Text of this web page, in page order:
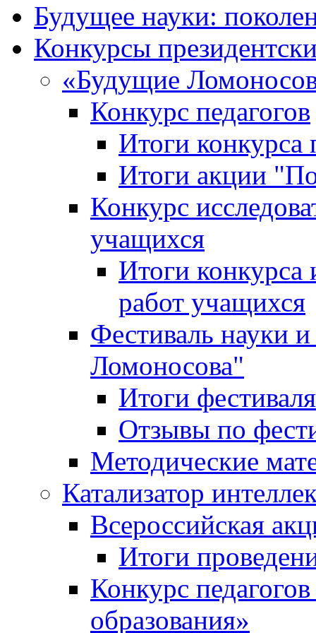
Будущее науки:
Конкурсы
«Будущие
Конкурс педагогов
Итоги конкурса
Итоги акции
Конкурс
учащихся
Итоги конкурса
работ учащихся
Фестиваль науки
Ломоносова"
Итоги фестиваля
Отзывы по
Методические
Катализатор
Всероссийская
Итоги
Конкурс
образования»